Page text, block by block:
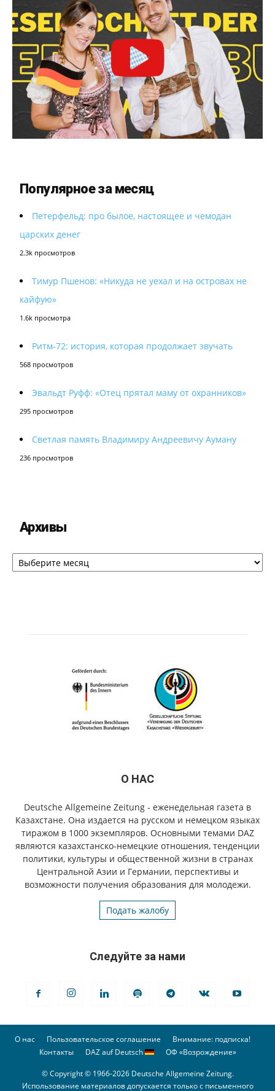
Популярное за месяц
Петерфельд: про былое, настоящее и чемодан
царских денег
2.3k просмотров
Тимур Пшенов: «Никуда не уехал и на островах не
кайфую»
1.6k просмотра
Ритм-72: история, которая продолжает звучать
568 просмотров
Эвальдт Руфф: «Отец прятал маму от охранников»
295 просмотров
Светлая память Владимиру Андреевичу Ауману
236 просмотров
Архивы
Архивы
О НАС
Deutsche Allgemeine Zeitung - еженедельная газета в
Казахстане. Она издается на русском и немецком языках
тиражом в 1000 экземпляров. Основными темами DAZ
являются казахстанско-немецкие отношения, тенденции
политики, культуры и общественной жизни в странах
Центральной Азии и Германии, перспективы и
возможности получения образования для молодежи.
Подать жалобу
Следуйте за нами
О нас Пользовательское соглашение
Внимание: подписка!
Контакты
DAZ auf Deutsch ОФ «Возрождение»
© Copyright © 1966-2026 Deutsche Allgemeine Zeitung.
Использование материалов допускается только с письменного